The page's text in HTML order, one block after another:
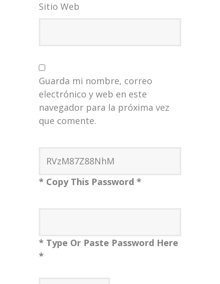
Sitio Web
Guarda mi nombre, correo
electrónico y web en este
navegador para la próxima vez
que comente.
* Copy This Password *
* Type Or Paste Password Here
*